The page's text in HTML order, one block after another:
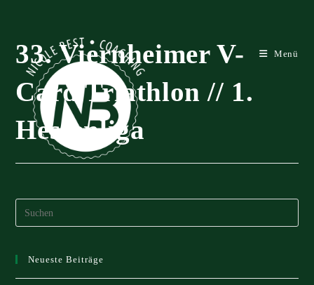
springen
Menü
33. Viernheimer V-
Card Triathlon // 1.
Hessenliga
Neueste Beiträge